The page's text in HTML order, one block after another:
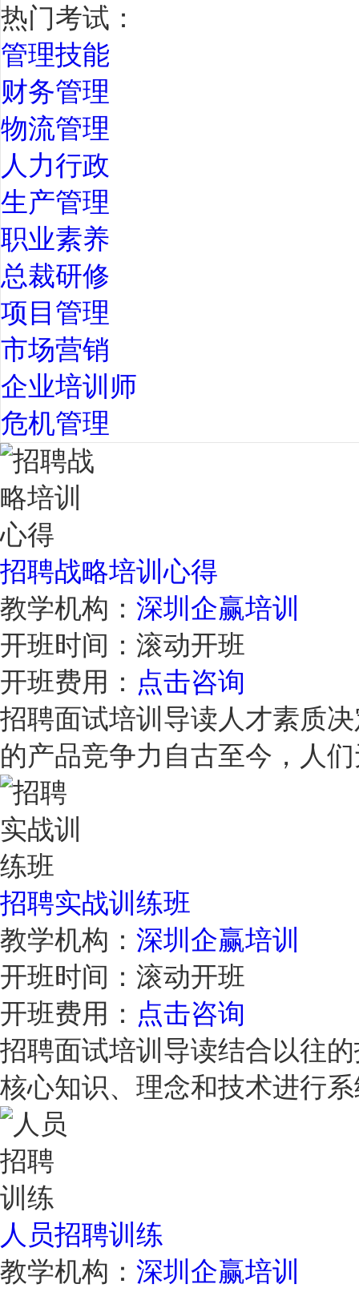
热门考试：
管理技能
财务管理
物流管理
人力行政
生产管理
职业素养
总裁研修
项目管理
市场营销
企业培训师
危机管理
招聘战略培训心得
教学机构： 深圳企赢培训
开班时间： 滚动开班
开班费用： 点击咨询
招聘面试培训导读人才素质
的产品竞争力自古至今，人
招聘实战训练班
教学机构： 深圳企赢培训
开班时间： 滚动开班
开班费用： 点击咨询
招聘面试培训导读结合以往
核心知识、理念和技术进行
人员招聘训练
教学机构： 深圳企赢培训